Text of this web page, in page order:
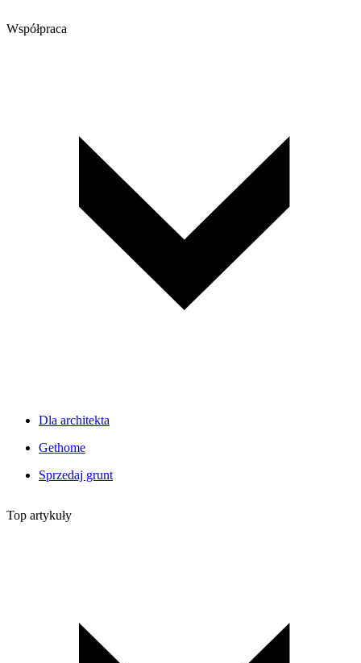
Współpraca
Dla architekta
Gethome
Sprzedaj grunt
Top artykuły